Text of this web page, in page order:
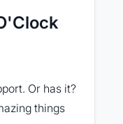
Or has it?
things